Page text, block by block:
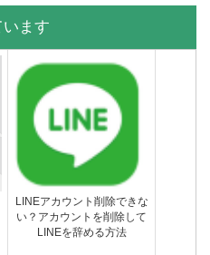
ます
LINEアカウント削除できな
い？アカウントを削除して
LINEを辞める方法